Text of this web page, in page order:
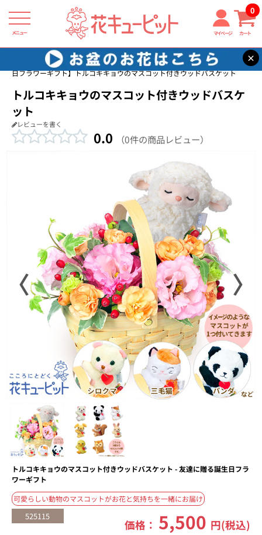
メニュー マイページ カート
0
×
花キューピット 友達に贈る誕生日フラワーギフト
【友達に贈る誕生
日フラワーギフト】トルコキキョウのマスコット付きウッドバスケット
トルコキキョウのマスコット付きウッドバスケ
ット
レビューを書く
0.0 （0件の商品レビュー）
〈 〉
トルコキキョウのマスコット付きウッドバスケット - 友達に贈る誕生日フラ
ワーギフト
可愛らしい動物のマスコットがお花と気持ちを一緒にお届け
525115
価格： 5,500 円(税込)